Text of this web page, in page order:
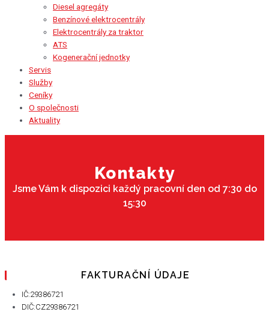
Diesel agregáty
Benzínové elektrocentrály
Elektrocentrály za traktor
ATS
Kogenerační jednotky
Servis
Služby
Ceníky
O společnosti
Aktuality
Kontakty
Jsme Vám k dispozici každý pracovní den od 7:30 do
15:30
FAKTURAČNÍ ÚDAJE
IČ:29386721
DIČ:CZ29386721